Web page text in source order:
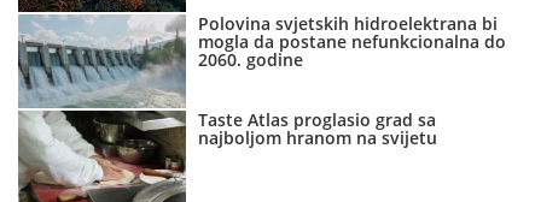
Polovina svjetskih hidroelektrana bi
mogla da postane nefunkcionalna do
2060. godine
Taste Atlas proglasio grad sa
najboljom hranom na svijetu